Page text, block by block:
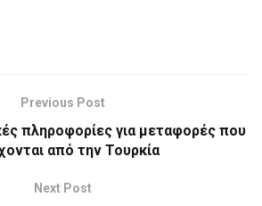
Previous Post
πληροφορίες για μεταφορές που
από την Τουρκία
Next Post